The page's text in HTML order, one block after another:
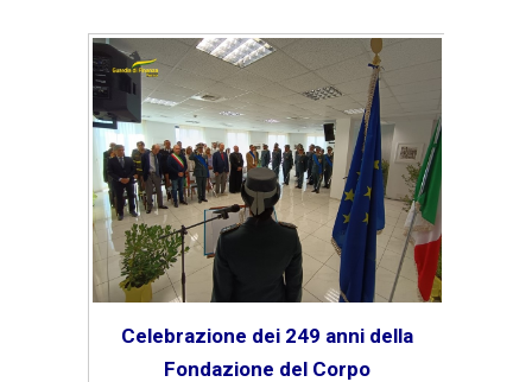
Celebrazione dei 249 anni della
Fondazione del Corpo